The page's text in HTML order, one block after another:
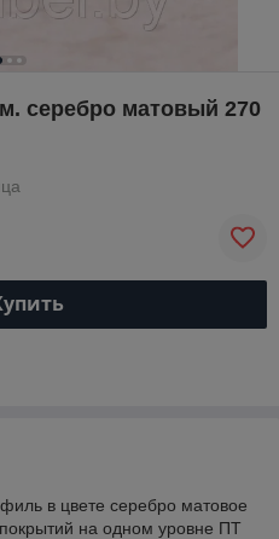
серебро матовый 270
в цвете серебро матовое
на одном уровне ПТ